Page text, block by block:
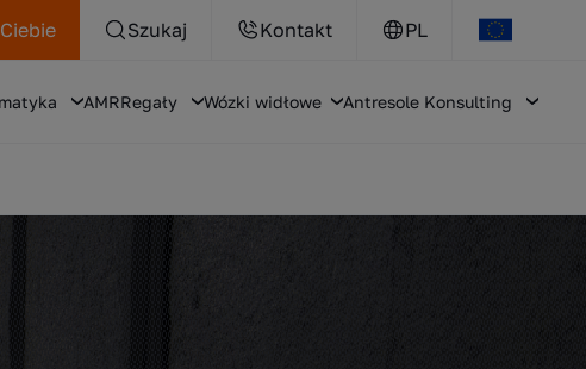
Szukaj Kontakt PL
AMRRegały Wózki widłowe Antresole Konsulting